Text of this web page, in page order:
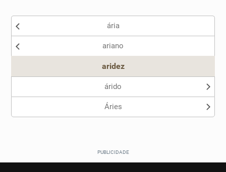
Nenhum dos sinônimos apresentados me ajudou
ária
ariano
aridez
árido
Áries